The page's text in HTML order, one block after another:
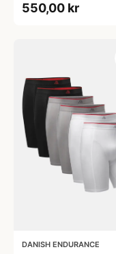
Sort/Rød | Grå | Hvid
550,00 kr
DANISH ENDURANCE